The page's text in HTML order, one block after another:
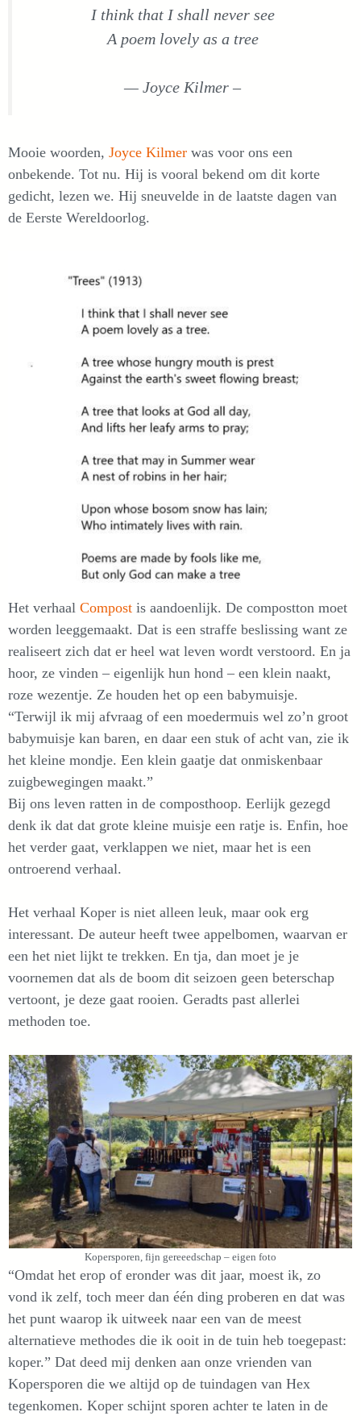
I think that I shall never see
A poem lovely as a tree
— Joyce Kilmer –
Mooie woorden, Joyce Kilmer was voor ons een
onbekende. Tot nu. Hij is vooral bekend om dit korte
gedicht, lezen we. Hij sneuvelde in de laatste dagen van
de Eerste Wereldoorlog.
Het verhaal Compost is aandoenlijk. De compostton moet
worden leeggemaakt. Dat is een straffe beslissing want ze
realiseert zich dat er heel wat leven wordt verstoord. En ja
hoor, ze vinden – eigenlijk hun hond – een klein naakt,
roze wezentje. Ze houden het op een babymuisje.
“Terwijl ik mij afvraag of een moedermuis wel zo’n groot
babymuisje kan baren, en daar een stuk of acht van, zie ik
het kleine mondje. Een klein gaatje dat onmiskenbaar
zuigbewegingen maakt.”
Bij ons leven ratten in de composthoop. Eerlijk gezegd
denk ik dat dat grote kleine muisje een ratje is. Enfin, hoe
het verder gaat, verklappen we niet, maar het is een
ontroerend verhaal.
Het verhaal Koper is niet alleen leuk, maar ook erg
interessant. De auteur heeft twee appelbomen, waarvan er
een het niet lijkt te trekken. En tja, dan moet je je
voornemen dat als de boom dit seizoen geen beterschap
vertoont, je deze gaat rooien. Geradts past allerlei
methoden toe.
Kopersporen, fijn gereeedschap – eigen foto
“Omdat het erop of eronder was dit jaar, moest ik, zo
vond ik zelf, toch meer dan één ding proberen en dat was
het punt waarop ik uitweek naar een van de meest
alternatieve methodes die ik ooit in de tuin heb toegepast:
koper.” Dat deed mij denken aan onze vrienden van
Kopersporen die we altijd op de tuindagen van Hex
tegenkomen. Koper schijnt sporen achter te laten in de